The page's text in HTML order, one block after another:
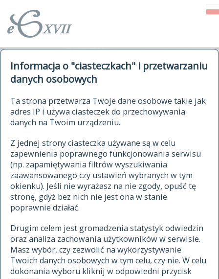
Informacja o "ciasteczkach" i przetwarzaniu
danych osobowych
Ta strona przetwarza Twoje dane osobowe takie jak
adres IP i używa ciasteczek do przechowywania
danych na Twoim urządzeniu.
Z jednej strony ciasteczka używane są w celu
zapewnienia poprawnego funkcjonowania serwisu
(np. zapamiętywania filtrów wyszukiwania
zaawansowanego czy ustawień wybranych w tym
okienku). Jeśli nie wyrażasz na nie zgody, opuść tę
stronę, gdyż bez nich nie jest ona w stanie
poprawnie działać.
Drugim celem jest gromadzenia statystyk odwiedzin
oraz analiza zachowania użytkowników w serwisie.
Masz wybór, czy zezwolić na wykorzystywanie
Twoich danych osobowych w tym celu, czy nie. W celu
dokonania wyboru kliknij w odpowiedni przycisk
autorzy Słownika
historia
publikacje
źródła
autorzy tekstów źródłowych
zasady opracowania
statystyki
najnowsze hasła
ostatnio zmodyfikowane hasła
materiały archiwalne
cytowanie
kontakt
kwerendy
jak cytować Słownik
ELEKTRONICZNY SŁOWNIK
JĘZYKA POLSKIEGO
XVII I XVIII WIEKU
znajdź hasła
zaczynające się od